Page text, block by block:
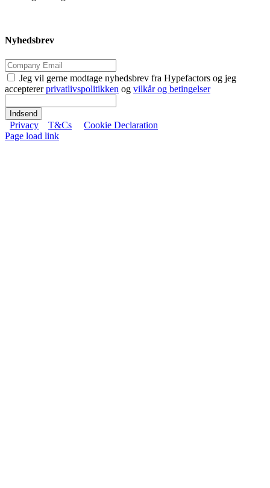
Nyhedsbrev
Jeg vil gerne modtage nyhedsbrev fra Hypefactors og jeg
acceptererprivatlivspolitikken og vilkår og betingelser
Indsend
Privacy T&Cs
Cookie Declaration
Page load link